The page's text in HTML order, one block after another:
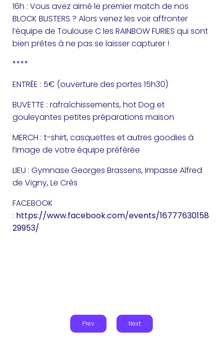
16h : Vous avez aimé le premier match de nos
BLOCK BUSTERS ? Alors venez les voir affronter
l’équipe de Toulouse C les RAINBOW FURIES qui sont
bien prêtes à ne pas se laisser capturer !
****
ENTRÉE : 5€ (ouverture des portes 15h30)
BUVETTE : rafraîchissements, hot Dog et
gouleyantes petites préparations maison
MERCH : t-shirt, casquettes et autres goodies à
l’image de votre équipe préférée
LIEU : Gymnase Georges Brassens, Impasse Alfred
de Vigny, Le Crès
FACEBOOK
: https://www.facebook.com/events/16777630158
29953/
Prev Next